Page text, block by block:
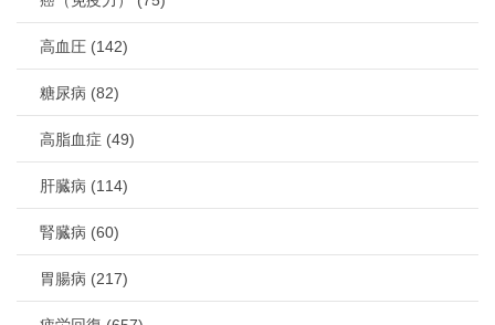
高血圧 (142)
糖尿病 (82)
高脂血症 (49)
肝臓病 (114)
腎臓病 (60)
胃腸病 (217)